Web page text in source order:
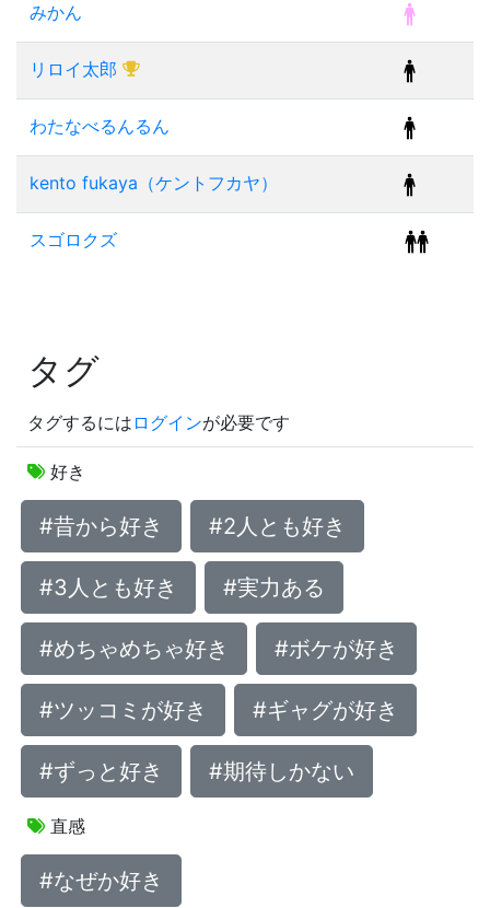
みかん
リロイ太郎
わたなべるんるん
kento fukaya（ケントフカヤ）
スゴロクズ
タグ
タグするには ログインが必要です
好き
#昔から好き #2人とも好き
#3人とも好き #実力ある
#めちゃめちゃ好き #ボケが好き
#ツッコミが好き #ギャグが好き
#ずっと好き #期待しかない
直感
#なぜか好き